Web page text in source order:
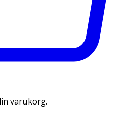
varukorg.